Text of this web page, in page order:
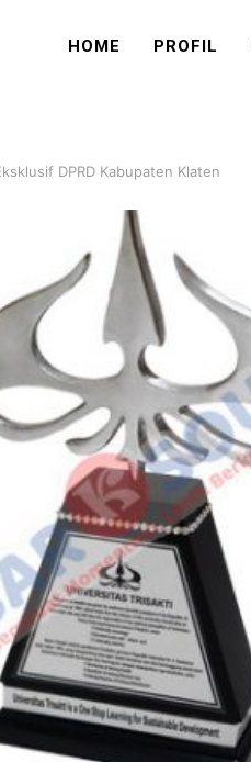
HOME PROFIL
DPRD Kabupaten Klaten